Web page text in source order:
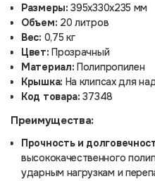
Размеры: 395х330х235 мм
Объем: 20 литров
Вес: 0,75 кг
Цвет: Прозрачный
Материал: Полипропилен
Крышка: На клипсах для
Код товара: 37348
Преимущества:
Прочность и
высококачественного
ударным нагрузкам и